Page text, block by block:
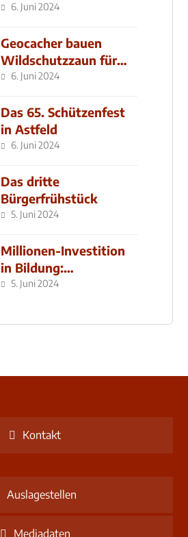
6. Juni 2024
Geocacher bauen
Wildschutzzaun für
den MachMit! Wald
6. Juni 2024
Das 65. Schützenfest
in Astfeld
6. Juni 2024
Das dritte
Bürgerfrühstück
5. Juni 2024
Millionen-Investition
in Bildung:
Schulzentrum-Neubau
5. Juni 2024
Kontakt
Auslagestellen
Mediadaten